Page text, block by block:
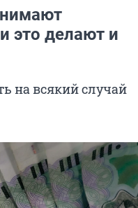
это делают и
на всякий случай